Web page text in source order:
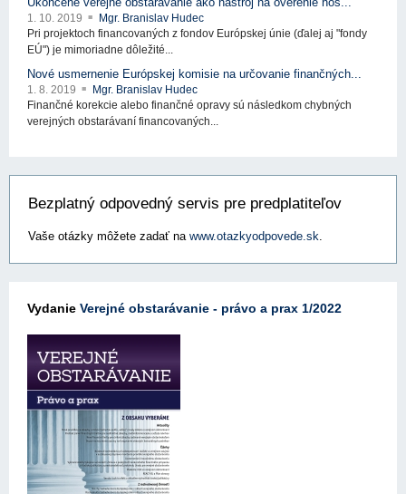
1. 10. 2019
Mgr. Branislav Hudec
Pri projektoch financovaných z fondov Európskej únie (ďalej aj "fondy
EÚ") je mimoriadne dôležité...
Nové usmernenie Európskej komisie na určovanie finančných...
1. 8. 2019
Mgr. Branislav Hudec
Finančné korekcie alebo finančné opravy sú následkom chybných
verejných obstarávaní financovaných...
Bezplatný odpovedný servis pre predplatiteľov
Vaše otázky môžete zadať na www.otazkyodpovede.sk.
Vydanie Verejné obstarávanie - právo a prax 1/2022